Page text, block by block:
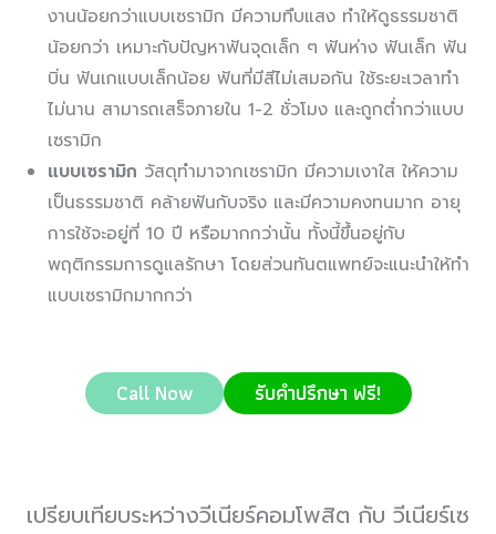
งานน้อยกว่าแบบเซรามิก มีความทึบแสง ทำให้ดูธรรมชาติ
น้อยกว่า เหมาะกับปัญหาฟันจุดเล็ก ๆ ฟันห่าง ฟันเล็ก ฟัน
บิ่น ฟันเกแบบเล็กน้อย ฟันที่มีสีไม่เสมอกัน ใช้ระยะเวลาทำ
ไม่นาน สามารถเสร็จภายใน 1-2 ชั่วโมง และถูกต่ำกว่าแบบ
เซรามิก
แบบเซรามิก วัสดุทำมาจากเซรามิก มีความเงาใส ให้ความ
เป็นธรรมชาติ คล้ายฟันกับจริง และมีความคงทนมาก อายุ
การใช้จะอยู่ที่ 10 ปี หรือมากกว่านั้น ทั้งนี้ขึ้นอยู่กับ
พฤติกรรมการดูแลรักษา โดยส่วนทันตแพทย์จะแนะนำให้ทำ
แบบเซรามิกมากกว่า
Call Now รับคำปรึกษา ฟรี!
เปรียบเทียบระหว่างวีเนียร์คอมโพสิต กับ วีเนียร์เซ